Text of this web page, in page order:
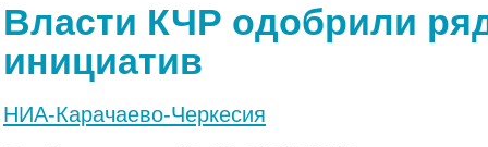
Власти КЧР одобрили
инициатив
НИА-Карачаево-Черкесия